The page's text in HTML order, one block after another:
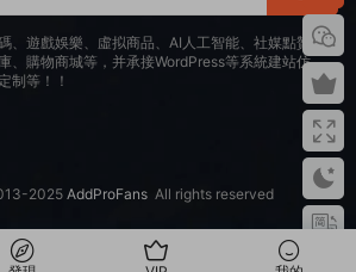
、遊戲娛樂、虛拟商品、AI人工智能、社媒點贊、
、購物商城等，并承接WordPress等系統建站仿
制等！！
2025AddProFans All rights reserved